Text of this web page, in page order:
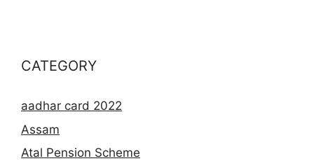
CATEGORY
aadhar card 2022
Assam
Atal Pension Scheme